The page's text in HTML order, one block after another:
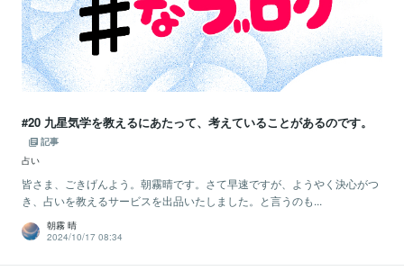
#20 九星気学を教えるにあたって、考えていることがあるのです。
記事
占い
皆さま、ごきげんよう。朝霧晴です。さて早速ですが、ようやく決心がつ
き、占いを教えるサービスを出品いたしました。と言うのも...
朝霧 晴
2024/10/17 08:34